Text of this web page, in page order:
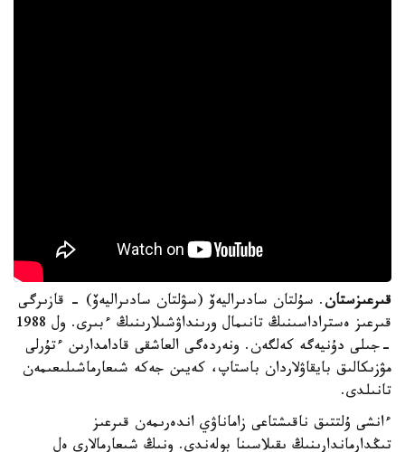
قىرعىزستان. سۇلتان سادىراليەۆ (سۋلتان سادىراليەۆ) - قازىرگى
قىرعىز ەستراداسىنىڭ تانىمال ورىنداۋشىلارىنىڭ ءبىرى. ول 1988
-جىلى دۇنيەگە كەلگەن. ونەردەگى العاشقى قادامدارىن ءتۇرلى
مۋزىكالىق بايقاۋلاردان باستاپ، كەيىن جەكە شىعارماشىلىعىمەن
تانىلدى.
ءانشى ۇلتتىق ناقىشتاعى زاماناۋي اندەرىمەن قىرعىز
تىڭدارماندارىنىڭ ىقىلاسىنا بولەندى. ونىڭ شىعارمالارى ەل